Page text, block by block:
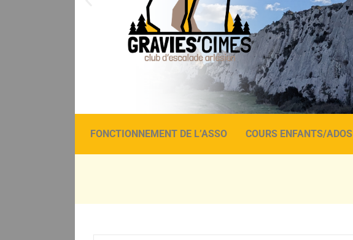
FONCTIONNEMENT DE L’ASSO COURS ENFANTS/ADOS